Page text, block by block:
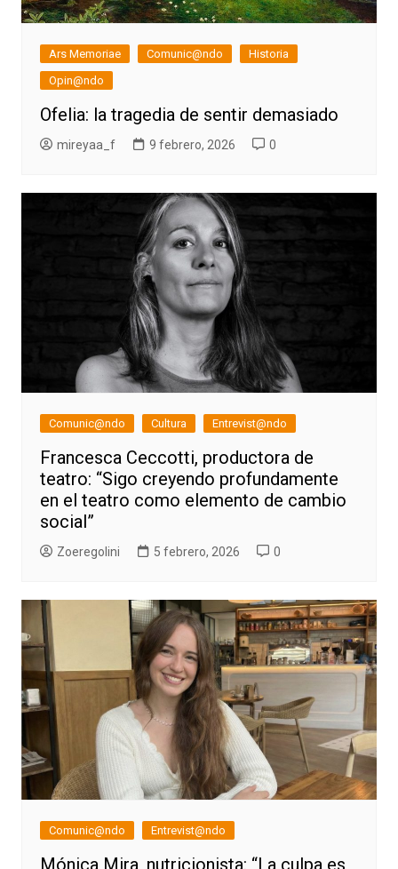
Ars Memoriae Comunic@ndo
Historia
Opin@ndo
Ofelia: la tragedia de sentir demasiado
mireyaa_f 9 febrero, 2026 0
Comunic@ndo Cultura Entrevist@ndo
Francesca Ceccotti, productora de
teatro: “Sigo creyendo profundamente
en el teatro como elemento de cambio
social”
Zoeregolini 5 febrero, 2026 0
Comunic@ndo Entrevist@ndo
Mónica Mira, nutricionista: “La culpa es